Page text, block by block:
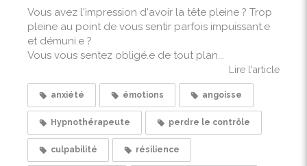
Vous avez l'impression d'avoir la tête pleine ? Trop
pleine au point de vous sentir parfois impuissant.e
et démuni.e ?
Vous vous sentez obligé.e de tout plan...
Lire l'article
anxiété émotions angoisse
Hypnothérapeute perdre le contrôle
culpabilité résilience